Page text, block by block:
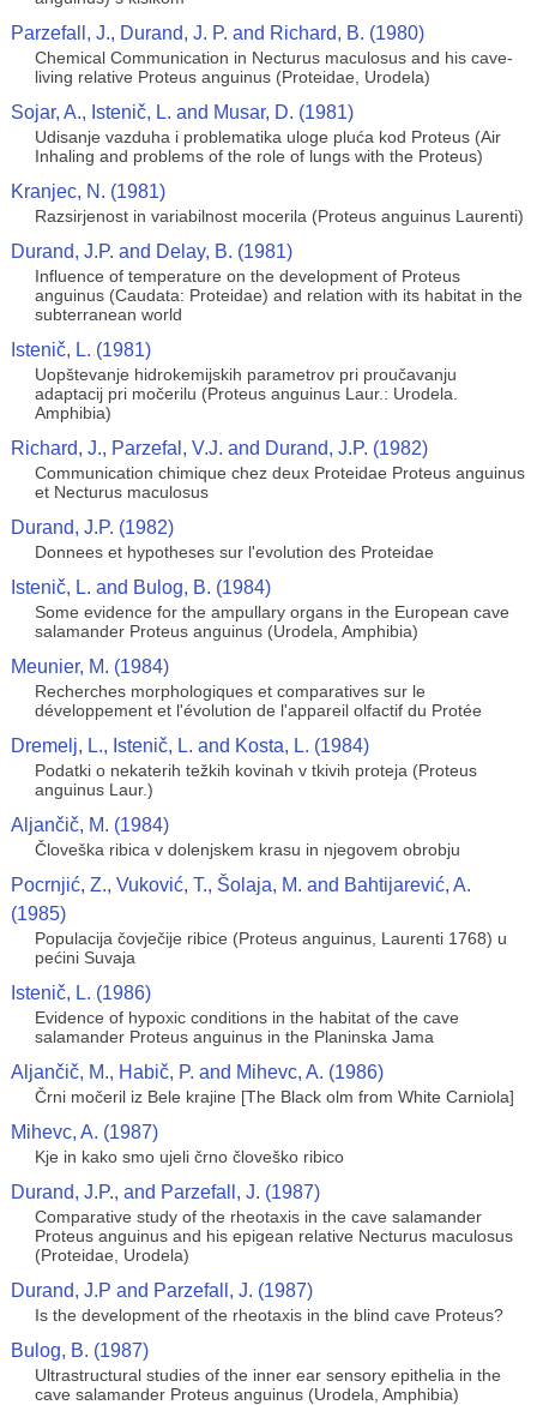
Parzefall, J., Durand, J. P. and Richard, B. (1980)
Chemical Communication in Necturus maculosus and his cave-
living relative Proteus anguinus (Proteidae, Urodela)
Sojar, A., Istenič, L. and Musar, D. (1981)
Udisanje vazduha i problematika uloge pluća kod Proteus (Air
Inhaling and problems of the role of lungs with the Proteus)
Kranjec, N. (1981)
Razsirjenost in variabilnost mocerila (Proteus anguinus Laurenti)
Durand, J.P. and Delay, B. (1981)
Influence of temperature on the development of Proteus
anguinus (Caudata: Proteidae) and relation with its habitat in the
subterranean world
Istenič, L. (1981)
Uopštevanje hidrokemijskih parametrov pri proučavanju
adaptacij pri močerilu (Proteus anguinus Laur.: Urodela.
Amphibia)
Richard, J., Parzefal, V.J. and Durand, J.P. (1982)
Communication chimique chez deux Proteidae Proteus anguinus
et Necturus maculosus
Durand, J.P. (1982)
Donnees et hypotheses sur l'evolution des Proteidae
Istenič, L. and Bulog, B. (1984)
Some evidence for the ampullary organs in the European cave
salamander Proteus anguinus (Urodela, Amphibia)
Meunier, M. (1984)
Recherches morphologiques et comparatives sur le
développement et l'évolution de l'appareil olfactif du Protée
Dremelj, L., Istenič, L. and Kosta, L. (1984)
Podatki o nekaterih težkih kovinah v tkivih proteja (Proteus
anguinus Laur.)
Aljančič, M. (1984)
Človeška ribica v dolenjskem krasu in njegovem obrobju
Pocrnjić, Z., Vuković, T., Šolaja, M. and Bahtijarević, A.
(1985)
Populacija čovječije ribice (Proteus anguinus, Laurenti 1768) u
pećini Suvaja
Istenič, L. (1986)
Evidence of hypoxic conditions in the habitat of the cave
salamander Proteus anguinus in the Planinska Jama
Aljančič, M., Habič, P. and Mihevc, A. (1986)
Črni močeril iz Bele krajine [The Black olm from White Carniola]
Mihevc, A. (1987)
Kje in kako smo ujeli črno človeško ribico
Durand, J.P., and Parzefall, J. (1987)
Comparative study of the rheotaxis in the cave salamander
Proteus anguinus and his epigean relative Necturus maculosus
(Proteidae, Urodela)
Durand, J.P and Parzefall, J. (1987)
Is the development of the rheotaxis in the blind cave Proteus?
Bulog, B. (1987)
Ultrastructural studies of the inner ear sensory epithelia in the
cave salamander Proteus anguinus (Urodela, Amphibia)